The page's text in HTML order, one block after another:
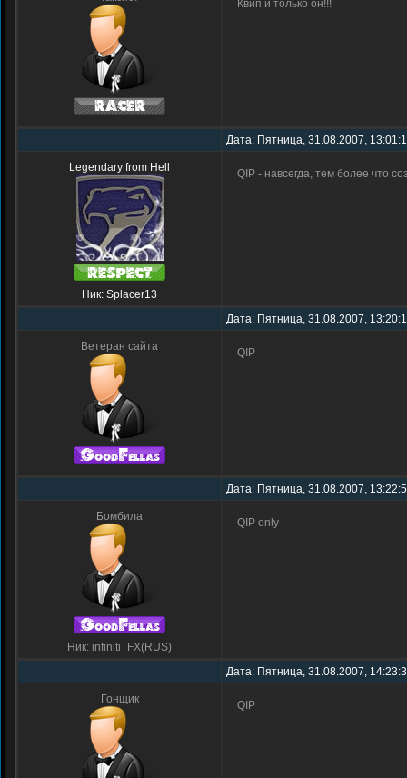
Квип и только он!!!
Дата: Пятница, 31.08.2007,
Legendary from Hell
Ник: Splacer13
QIP - навсегда, тем более что
Дата: Пятница, 31.08.2007,
Ветеран сайта QIP
Дата: Пятница, 31.08.2007,
Бомбила
Ник: infiniti_FX(RUS)
QIP only
Дата: Пятница, 31.08.2007,
Гонщик QIP